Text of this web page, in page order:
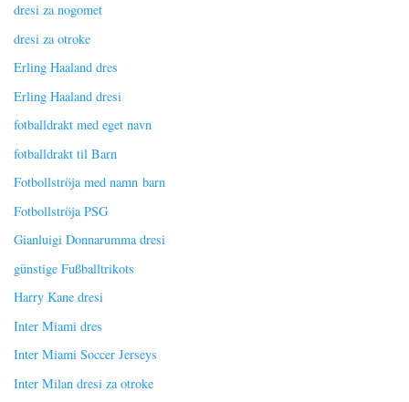
dresi za nogomet
dresi za otroke
Erling Haaland dres
Erling Haaland dresi
fotballdrakt med eget navn
fotballdrakt til Barn
Fotbollströja med namn barn
Fotbollströja PSG
Gianluigi Donnarumma dresi
günstige Fußballtrikots
Harry Kane dresi
Inter Miami dres
Inter Miami Soccer Jerseys
Inter Milan dresi za otroke